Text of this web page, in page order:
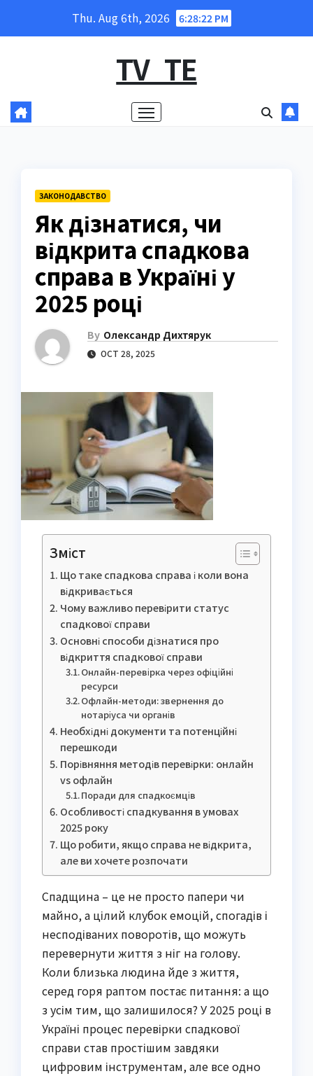
Thu. Aug 6th, 2026 6:28:23 PM
TV_TE
ЗАКОНОДАВСТВО
Як дізнатися, чи
відкрита спадкова
справа в Україні у
2025 році
By Олександр Дихтярук
OCT 28, 2025
Зміст
Що таке спадкова справа і коли вона
відкривається
Чому важливо перевірити статус
спадкової справи
Основні способи дізнатися про
відкриття спадкової справи
Онлайн-перевірка через офіційні
ресурси
Офлайн-методи: звернення до
нотаріуса чи органів
Необхідні документи та потенційні
перешкоди
Порівняння методів перевірки: онлайн
vs офлайн
Поради для спадкоємців
Особливості спадкування в умовах
2025 року
Що робити, якщо справа не відкрита,
але ви хочете розпочати
Спадщина – це не просто папери чи
майно, а цілий клубок емоцій, спогадів і
несподіваних поворотів, що можуть
перевернути життя з ніг на голову.
Коли близька людина йде з життя,
серед горя раптом постає питання: а що
з усім тим, що залишилося? У 2025 році в
Україні процес перевірки спадкової
справи став простішим завдяки
цифровим інструментам, але все одно